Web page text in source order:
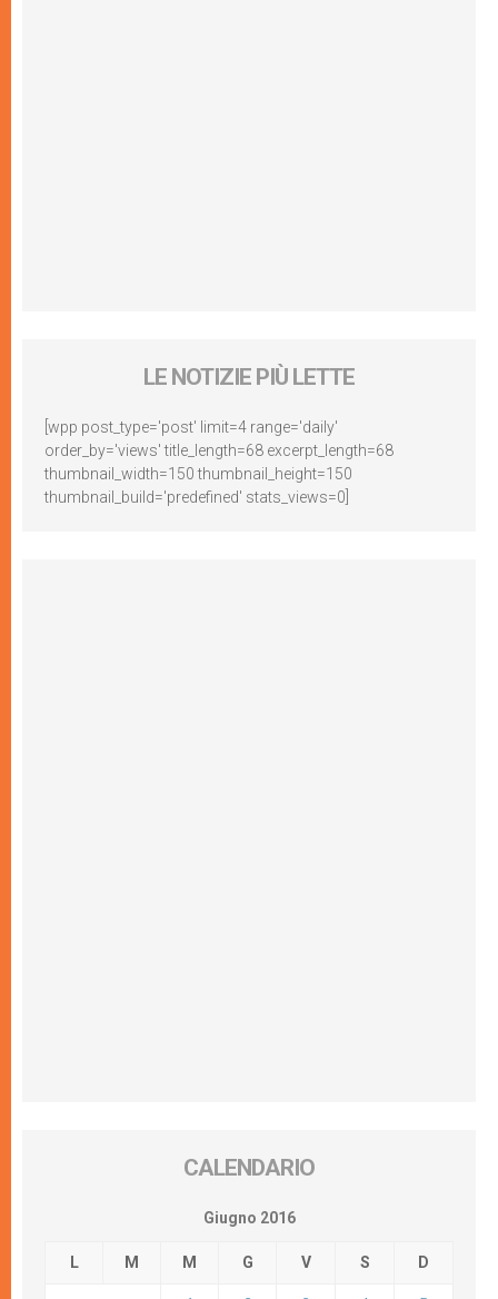
LE NOTIZIE PIÙ LETTE
[wpp post_type='post' limit=4 range='daily'
order_by='views' title_length=68 excerpt_length=68
thumbnail_width=150 thumbnail_height=150
thumbnail_build='predefined' stats_views=0]
CALENDARIO
Giugno 2016
L M M G V S D